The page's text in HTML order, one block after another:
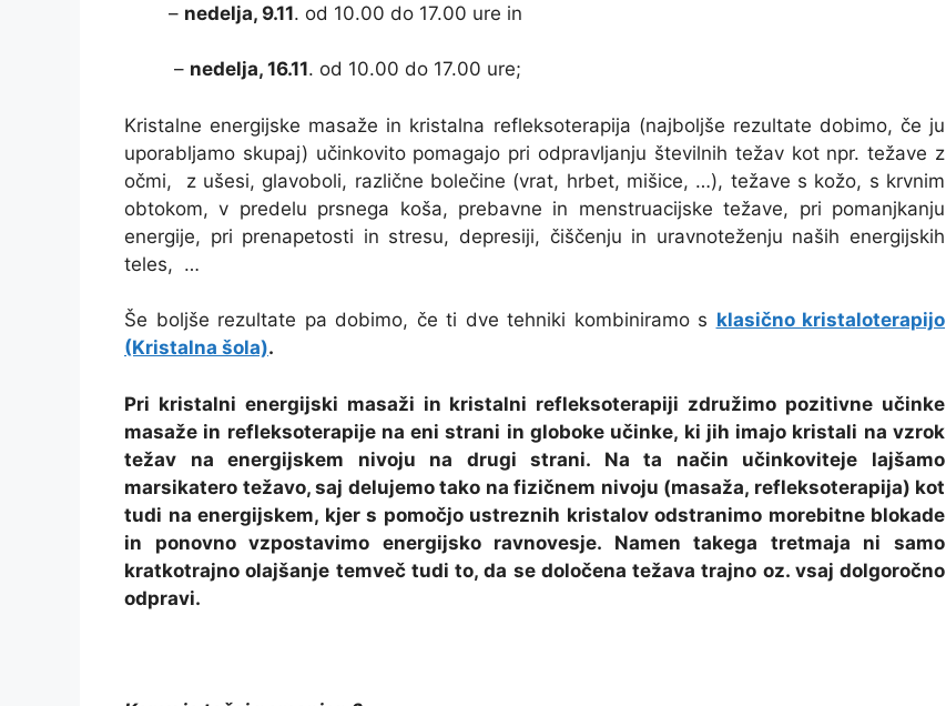
– nedelja, 9.11. od 10.00 do 17.00 ure in
– nedelja, 16.11. od 10.00 do 17.00 ure;
Kristalne energijske masaže in kristalna refleksoterapija (najboljše rezultate dobimo, če ju
uporabljamo skupaj) učinkovito pomagajo pri odpravljanju številnih težav kot npr. težave z
očmi, z ušesi, glavoboli, različne bolečine (vrat, hrbet, mišice, …), težave s kožo, s krvnim
obtokom, v predelu prsnega koša, prebavne in menstruacijske težave, pri pomanjkanju
energije, pri prenapetosti in stresu, depresiji, čiščenju in uravnoteženju naših energijskih
teles, …
Še boljše rezultate pa dobimo, če ti dve tehniki kombiniramo s klasično kristaloterapijo
(Kristalna šola).
Pri kristalni energijski masaži in kristalni refleksoterapiji združimo pozitivne učinke
masaže in refleksoterapije na eni strani in globoke učinke, ki jih imajo kristali na vzrok
težav na energijskem nivoju na drugi strani. Na ta način učinkoviteje lajšamo
marsikatero težavo, saj delujemo tako na fizičnem nivoju (masaža, refleksoterapija) kot
tudi na energijskem, kjer s pomočjo ustreznih kristalov odstranimo morebitne blokade
in ponovno vzpostavimo energijsko ravnovesje. Namen takega tretmaja ni samo
kratkotrajno olajšanje temveč tudi to, da se določena težava trajno oz. vsaj dolgoročno
odpravi.